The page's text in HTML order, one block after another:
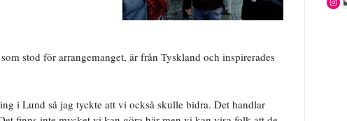
stod för arrangemanget, är från Tyskland och inspirerades
i Lund så jag tyckte att vi också skulle bidra. Det handlar